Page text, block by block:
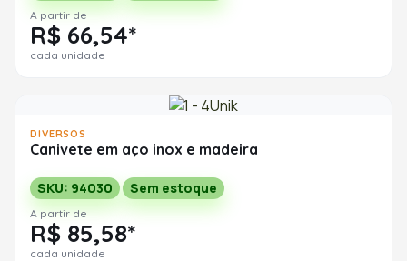
A partir de
R$ 66,54*
cada unidade
DIVERSOS
Canivete em aço inox e madeira
SKU: 94030 Sem estoque
A partir de
R$ 85,58*
cada unidade